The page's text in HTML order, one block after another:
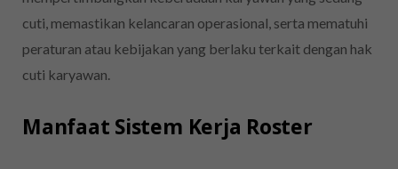
cuti, memastikan kelancaran operasional, serta mematuhi
peraturan atau kebijakan yang berlaku terkait dengan hak
cuti karyawan.
Manfaat Sistem Kerja Roster